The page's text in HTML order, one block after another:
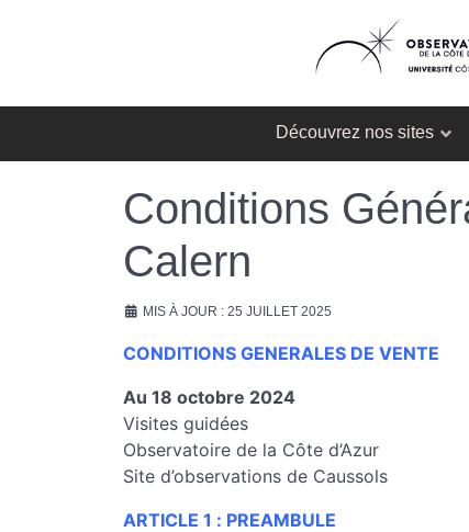
Découvrez nos sites
Conditions
Calern
MIS À JOUR : 25 JUILLET 2025
CONDITIONS GENERALES DE VENTE
Au 18 octobre 2024
Visites guidées
Observatoire de la Côte d’Azur
Site d’observations de Caussols
ARTICLE 1 : PREAMBULE